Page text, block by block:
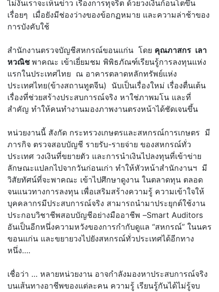
ไม่งั้นเราจะเห็นข่าว เรื่องการทุจริต ด้วยวงเงินก้อนโตขึ้น
เรื่อยๆ เมื่อยังมีช่องว่างของข้อกฏหมาย และความล่าช้าของ
การบังคับใช้
สำนักงานตรวจบัญชีสหกรณ์ขอนแก่น โดย คุณภาสกร เลา
หวณิช พาคณะ เข้าเยี่ยมชม พิพิธภัณฑ์เรียนรู้การลงทุนแห่ง
แรกในประเทศไทย ณ อาคารตลาดหลักทรัพย์แห่ง
ประเทศไทย(ข้างสถานทูตจีน) นับเป็นเรื่องใหม่ เรื่องตื่นเต้น
เรื่องที่ช่วยสร้างประสบการณ์จริง หาใช่ภาพมโน และที่
สำคัญ ทำให้คนทำงานมองภาพงานตรงหน้าได้ชัดเจนขึ้น
หน่วยงานนี้ สังกัด กระทรวงเกษตรและสหกรณ์การเกษตร มี
ภารกิจ ตรวจสอบบัญชี รายรับ-รายจ่าย ของสหกรณ์ทั่ว
ประเทศ วงเงินที่ขยายตัว และการนำเงินไปลงทุนที่เข้าข่าย
ลักษณะแปลกไปจากวันก่อนเก่า ทำให้หัวหน้าสำนักงานฯ มี
วิสัยทัศน์ที่จะพาคณะ เข้าไปศึกษาดูงาน ในตลาดทุน ตลอด
จนแนวทางการลงทุน เพื่อเสริมสร้างความรู้ ความเข้าใจให้
บุคคลากรมีประสบการณ์จริง สามารถนำมาประยุกต์ใช้งาน
ประกอบวิชาชีพสอบบัญชีอย่างมืออาชีพ –Smart Auditors
อันเป็นอีกหนึ่งความหวังของการกำกับดูแล “สหกรณ์” ในนคร
ขอนแก่น และขยายวงไปยังสหกรณ์ทั่วประเทศได้อีกทาง
หนึ่ง….
เชื่อว่า … หลายหน่วยงาน อาจกำลังมองหาประสบการณ์จริง
บนเส้นทางอาชีพของแต่ละคน ความรู้ เรียนรู้กันได้ไม่รู้จบ